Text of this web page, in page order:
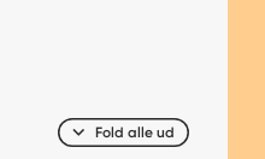
Fold alle ud